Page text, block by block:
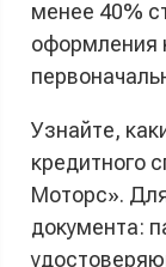
менее 40%
оформления
Узнайте,
кредитного
Моторс».
документа: